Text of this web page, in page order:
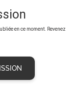
en ce moment. Revenez